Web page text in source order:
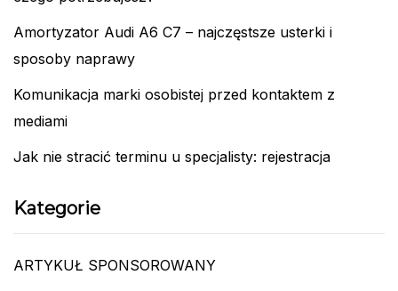
Amortyzator Audi A6 C7 – najczęstsze usterki i
sposoby naprawy
Komunikacja marki osobistej przed kontaktem z
mediami
Jak nie stracić terminu u specjalisty: rejestracja
Kategorie
ARTYKUŁ SPONSOROWANY